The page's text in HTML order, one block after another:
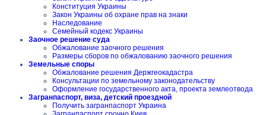
Конституция Украины
Закон Украины об охране прав на знаки
Наследование
Семейный кодекс Украины
Заочное решение суда
Обжалование заочного решения
Размеры сборов по обжалованию заочного решения
Земельные споры
Обжалование решения Держгеокадастра
Консультации по земельному законодательству
Оформление государственного акта, проекта землеотвода
Загранпаспорт, виза, детский проездной
Получить загранпаспорт Украина